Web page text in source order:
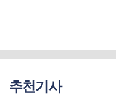
추천기사